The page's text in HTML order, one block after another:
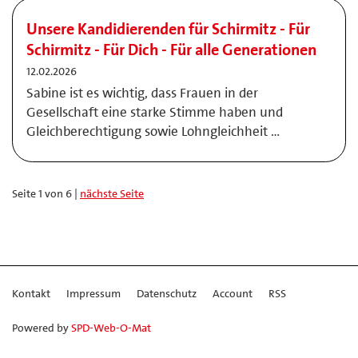
Unsere Kandidierenden für Schirmitz - Für
Schirmitz - Für Dich - Für alle Generationen
12.02.2026
Sabine ist es wichtig, dass Frauen in der
Gesellschaft eine starke Stimme haben und
Gleichberechtigung sowie Lohngleichheit …
Seite 1 von 6 | nächste Seite
Kontakt Impressum Datenschutz Account RSS
Powered bySPD-Web-O-Mat